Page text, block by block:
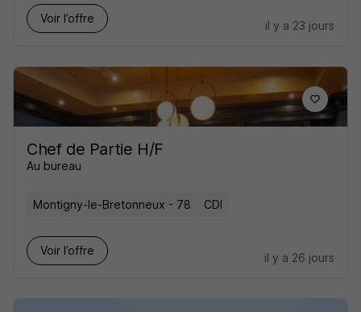
Voir l’offre
il y a 23 jours
Chef de Partie H/F
Au bureau
Montigny-le-Bretonneux - 78 CDI
Voir l’offre
il y a 26 jours